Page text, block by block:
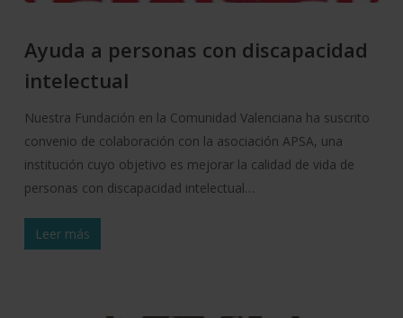
Ayuda a personas con discapacidad
intelectual
Nuestra Fundación en la Comunidad Valenciana ha suscrito
convenio de colaboración con la asociación APSA, una
institución cuyo objetivo es mejorar la calidad de vida de
personas con discapacidad intelectual…
Leer más